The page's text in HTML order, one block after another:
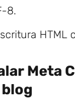
8.
HTML
Meta